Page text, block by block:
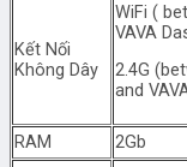
Kết Nối
Không Dây
WiFi (
VAVA
2.4G
and
RAM 2Gb